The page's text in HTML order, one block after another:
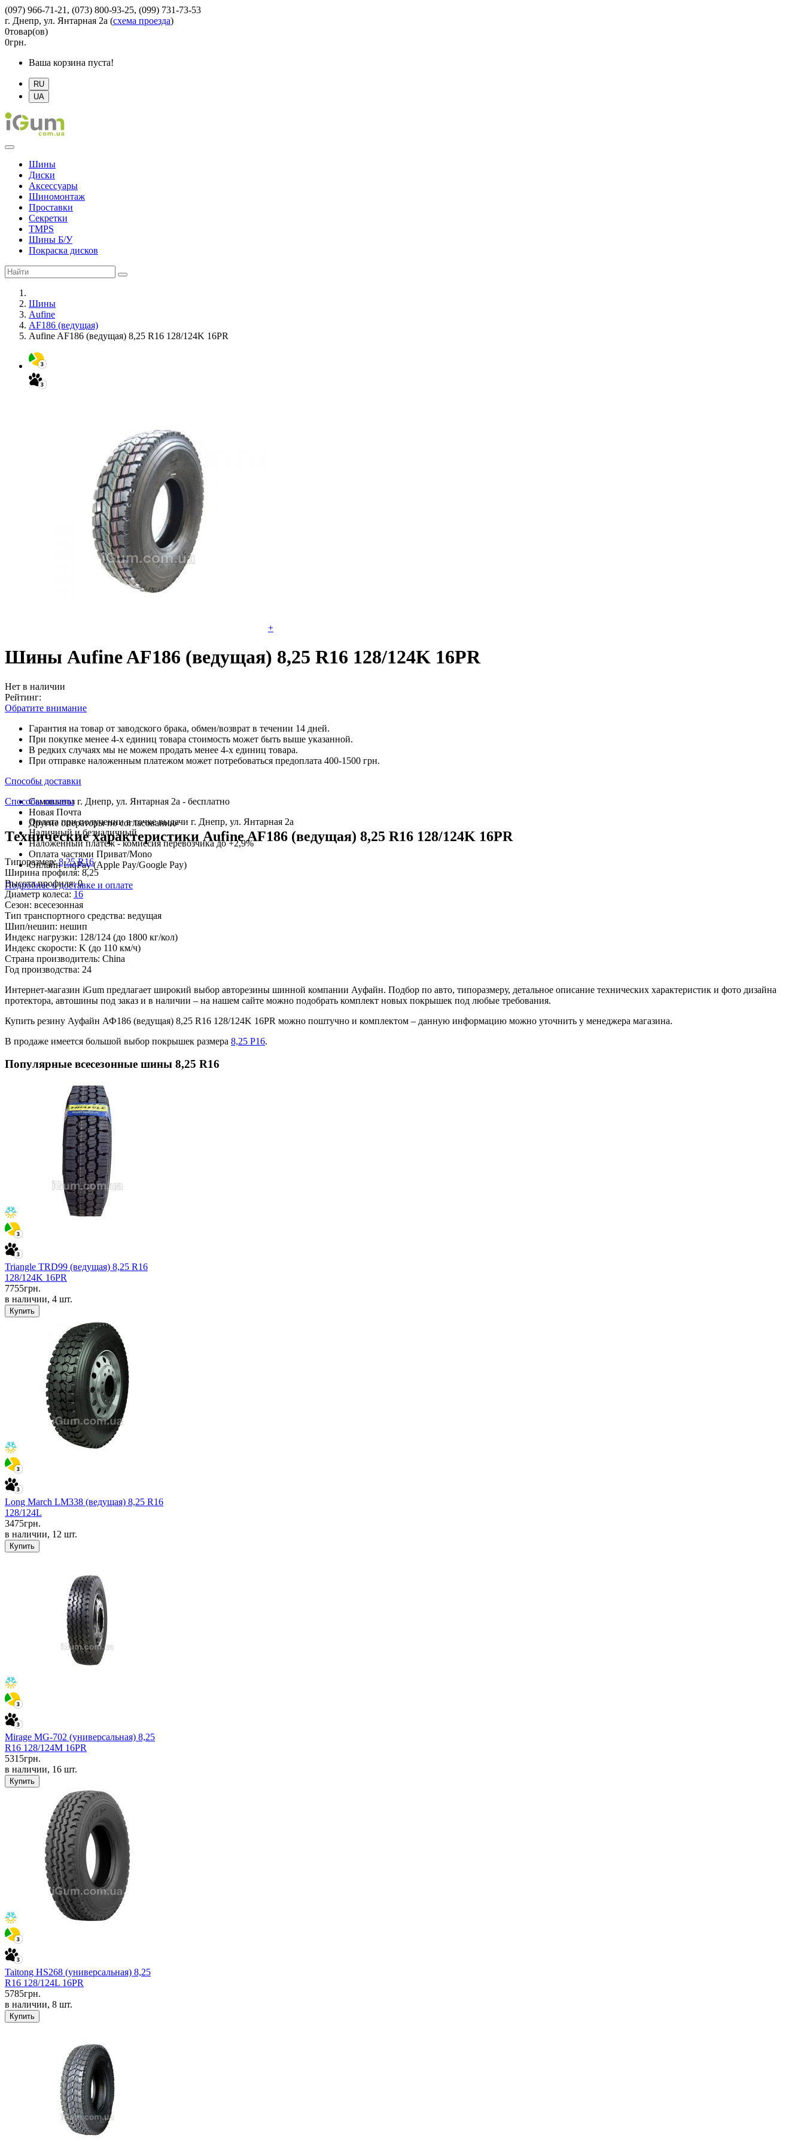
(097) 966-71-21, (073) 800-93-25, (099) 731-73-53
г. Днепр, ул. Янтарная 2а (схема проезда)
0товар(ов)
0грн.
Ваша корзина пуста!
RU
UA
Шины
Диски
Аксессуары
Шиномонтаж
Проставки
Секретки
TMPS
Шины Б/У
Покраска дисков
Шины
Aufine
AF186 (ведущая)
Aufine AF186 (ведущая) 8,25 R16 128/124K 16PR
+
Шины Aufine AF186 (ведущая) 8,25 R16 128/124K 16PR
Нет в наличии
Рейтинг:
Обратите внимание
Гарантия на товар от заводского брака, обмен/возврат в течении 14 дней.
При покупке менее 4-х единиц товара стоимость может быть выше указанной.
В редких случаях мы не можем продать менее 4-х единиц товара.
При отправке наложенным платежом может потребоваться предоплата 400-1500 грн.
Способы доставки
Самовывоз г. Днепр, ул. Янтарная 2а - бесплатно
Новая Почта
Другие операторы по согласованию
Способы оплаты
Оплата при получении в точке выдачи г. Днепр, ул. Янтарная 2а
Наличный и безналичный
Наложенный платеж - комиссия перевозчика до +2,9%
Оплата частями Приват/Mono
Онлайн LiqPay (Apple Pay/Google Pay)
Подробнее о доставке и оплате
Технические характеристики Aufine AF186 (ведущая) 8,25 R16 128/124K 16PR
Типоразмер:8,25 R16
Ширина профиля: 8,25
Высота профиля:0
Диаметр колеса: 16
Сезон: всесезонная
Тип транспортного средства: ведущая
Шип/нешип: нешип
Индекс нагрузки: 128/124 (до 1800 кг/кол)
Индекс скорости: K (до 110 км/ч)
Страна производитель: China
Год производства: 24
Интернет-магазин iGum предлагает широкий выбор авторезины шинной компании Ауфайн. Подбор по авто, типоразмеру, детальное описание технических характеристик и фото дизайна
протектора, автошины под заказ и в наличии – на нашем сайте можно подобрать комплект новых покрышек под любые требования.
Купить резину Ауфайн АФ186 (ведущая) 8,25 R16 128/124K 16PR можно поштучно и комплектом – данную информацию можно уточнить у менеджера магазина.
В продаже имеется большой выбор покрышек размера 8,25 Р16.
Популярные всесезонные шины 8,25 R16
Triangle TRD99 (ведущая) 8,25 R16
128/124K 16PR
7755грн.
в наличии, 4 шт.
Купить
Long March LM338 (ведущая) 8,25 R16
128/124L
3475грн.
в наличии, 12 шт.
Купить
Mirage MG-702 (универсальная) 8,25
R16 128/124M 16PR
5315грн.
в наличии, 16 шт.
Купить
Taitong HS268 (универсальная) 8,25
R16 128/124L 16PR
5785грн.
в наличии, 8 шт.
Купить